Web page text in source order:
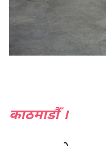
काठमाडौँ ।